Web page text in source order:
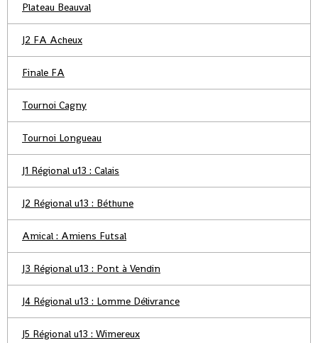
Plateau Beauval
J2 FA Acheux
Finale FA
Tournoi Cagny
Tournoi Longueau
J1 Régional u13 : Calais
J2 Régional u13 : Béthune
Amical : Amiens Futsal
J3 Régional u13 : Pont à Vendin
J4 Régional u13 : Lomme Délivrance
J5 Régional u13 : Wimereux